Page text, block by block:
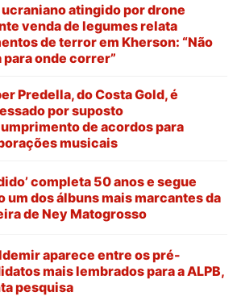
atingido por drone
venda de legumes relata
de terror em Kherson: “Não
para onde correr”
Predella, do Costa Gold, é
por suposto
de acordos para
musicais
completa 50 anos e segue
um dos álbuns mais marcantes da
de Ney Matogrosso
aparece entre os pré-
mais lembrados para a ALPB,
pesquisa